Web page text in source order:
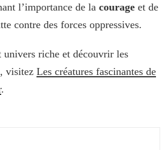
l’importance de la courage et de
contre des forces oppressives.
univers riche et découvrir les
visitez Les créatures fascinantes de
.